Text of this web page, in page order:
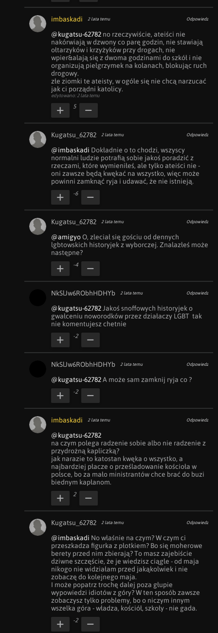
imbaskadi 2 lata temu Odpowiedz
@kugatsu-62782 no rzeczywiście, ateiści nie
nakórwiają w dzwony co parę godzin, nie stawiają
ołtarzyków i krzyżyków przy drogach, nie
wpier&alają się z dwoma godzinami do szkół i nie
organizują pielgrzymek na kolanach, blokując ruch
drogowy.
złe ziomki te ateisty, w ogóle się nie chcą narzucać
jak ci porządni katolicy.
edytowano: 2 lata temu
5
Kugatsu_62782 2 lata temu Odpowiedz
@imbaskadi Dokładnie o to chodzi, wszyscy
normalni ludzie potrafią sobie jakoś poradzić z
rzeczami, które wymieniłeś, ale tylko ateiści nie -
oni zawsze będą kwękać na wszystko, więc może
powinni zamknąć ryja i udawać, że nie istnieją.
-6
Kugatsu_62782 2 lata temu Odpowiedz
@amigyo O, zleciał się gościu od dennych
lgbtowskich historyjek z wyborczej. Znalazłeś może
następne?
-4
NkSlJw6RObhHDHYb 2 lata temu Odpowiedz
@kugatsu-62782 Jakoś snoffowych historyjek o
gwałceniu noworodków przez działaczy LGBT  tak
nie komentujesz chetnie
-2
NkSlJw6RObhHDHYb 2 lata temu Odpowiedz
@kugatsu-62782 A może sam zamknij ryja co ?
-2
imbaskadi 2 lata temu Odpowiedz
@kugatsu-62782
na czym polega radzenie sobie albo nie radzenie z
przydrożną kapliczką?
jak narazie to katostan kwęka o wszystko, a
najbardziej płacze o prześladowanie kościoła w
polsce, bo za mało ministrantów chce brać do buzi
biednym kapłanom.
2
Kugatsu_62782 2 lata temu Odpowiedz
@imbaskadi No właśnie na czym? W czym ci
przeszkadza figurka z płotkiem? Bo się moherowe
berety przed nim zbierają? To masz zajebiście
dziwne szczęście, że je wiedzisz ciągle - od maja
nikogo nie widziałam przed jakąkolwiek i nie
zobaczę do kolejnego maja.
I może popatrz trochę dalej poza głupie
wypowiedzi idiotów z góry? W ten sposób zawsze
zobaczysz tylko problemy, bo o niczym innym
wszelka góra - władza, kościół, szkoły - nie gada.
-2